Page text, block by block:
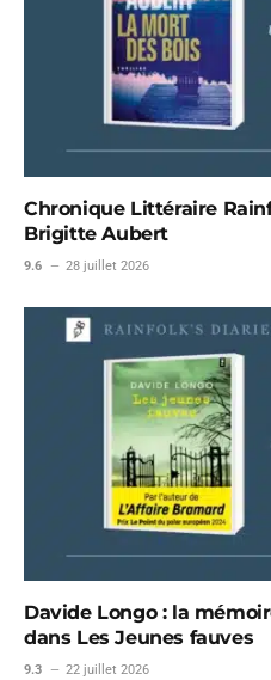
Chronique Littéraire
Brigitte Aubert
9.6 28 juillet 2026
Davide Longo : la
dans Les Jeunes fauves
9.3 22 juillet 2026